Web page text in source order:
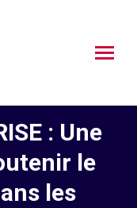
: Une
le
les